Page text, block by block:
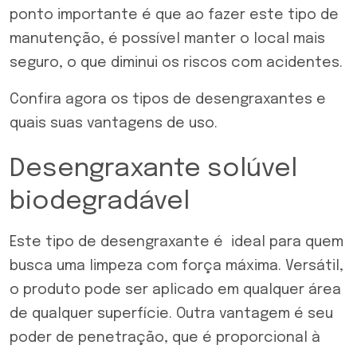
ponto importante é que ao fazer este tipo de
manutenção, é possível manter o local mais
seguro, o que diminui os riscos com acidentes.
Confira agora os tipos de desengraxantes e
quais suas vantagens de uso.
Desengraxante solúvel
biodegradável
Este tipo de desengraxante é ideal para quem
busca uma limpeza com força máxima. Versátil,
o produto pode ser aplicado em qualquer área
de qualquer superfície. Outra vantagem é seu
poder de penetração, que é proporcional à